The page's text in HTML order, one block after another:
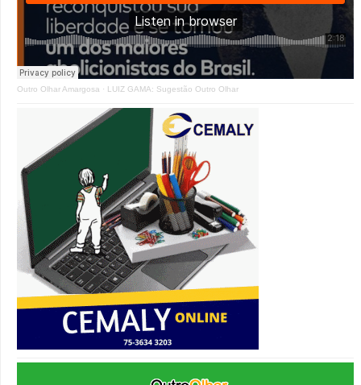
Outro Olhar Amargosa · LUIZ GAMA: Sugestão Outro Olhar